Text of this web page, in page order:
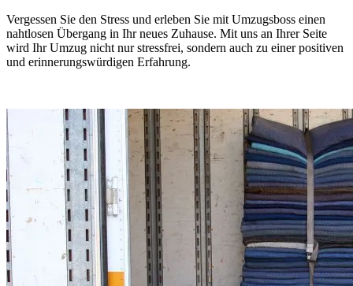
Vergessen Sie den Stress und erleben Sie mit Umzugsboss einen
nahtlosen Übergang in Ihr neues Zuhause. Mit uns an Ihrer Seite
wird Ihr Umzug nicht nur stressfrei, sondern auch zu einer positiven
und erinnerungswürdigen Erfahrung.